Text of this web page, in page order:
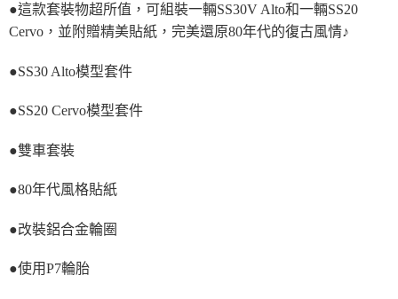
●這款套裝物超所值，可組裝一輛SS30V Alto和一輛SS20
Cervo，並附贈精美貼紙，完美還原80年代的復古風情♪
●SS30 Alto模型套件
●SS20 Cervo模型套件
●雙車套裝
●80年代風格貼紙
●改裝鋁合金輪圈
●使用P7輪胎